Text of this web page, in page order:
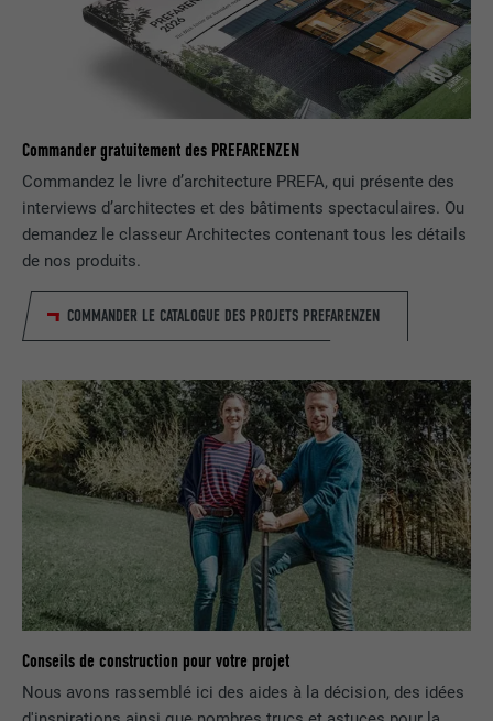
Commander gratuitement des PREFARENZEN
Commandez le livre d’architecture PREFA, qui présente des
interviews d’architectes et des bâtiments spectaculaires. Ou
demandez le classeur Architectes contenant tous les détails
de nos produits.
COMMANDER LE CATALOGUE DES PROJETS PREFARENZEN
Conseils de construction pour votre projet
Nous avons rassemblé ici des aides à la décision, des idées
FOURNISSEUR LinkedIn
1 an
UTILITÉ
attribut SameSite est disponible pour
tous les cookies dans ce navigateur
NOM
FOURNISSEUR Facebook
UTILITÉ
Est utilisé par Facebook pour afficher
une série de produits publicitaires, par
exemple des offres en temps réel
d'annonceurs tiers.
NOM
FOURNISSEUR Facebook
EXPIRATION 3 mois
Est utilisé par Facebook pour afficher